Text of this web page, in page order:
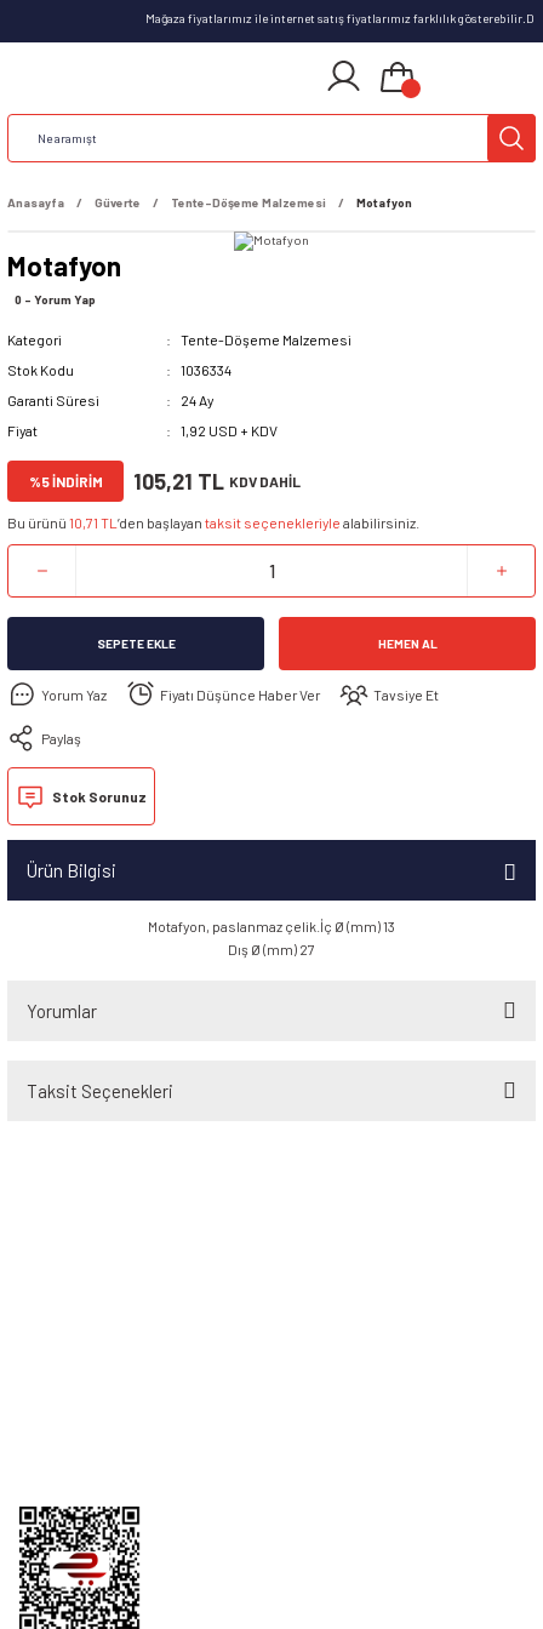
Mağaza fiyatlarımız ile internet satış fiyatlarımız farklılık
Anasayfa Güverte Tente-Döşeme Malzemesi Motafyon
Motafyon
0 - Yorum Yap
Kategori
Tente-Döşeme Malzemesi
Stok Kodu
1036334
Garanti Süresi
24 Ay
Fiyat
1,92 USD + KDV
%5 İNDİRİM 105,21 TL KDV DAHİL
Bu ürünü 10,71 TL ’den başlayan taksit seçenekleriyle alabilirsiniz.
SEPETE EKLE HEMEN AL
Yorum Yaz Fiyatı Düşünce Haber Ver Tavsiye Et
Paylaş
Stok Sorunuz
Ürün Bilgisi
Motafyon, paslanmaz çelik.İç Ø (mm) 13
Dış Ø (mm) 27
Yorumlar
Taksit Seçenekleri